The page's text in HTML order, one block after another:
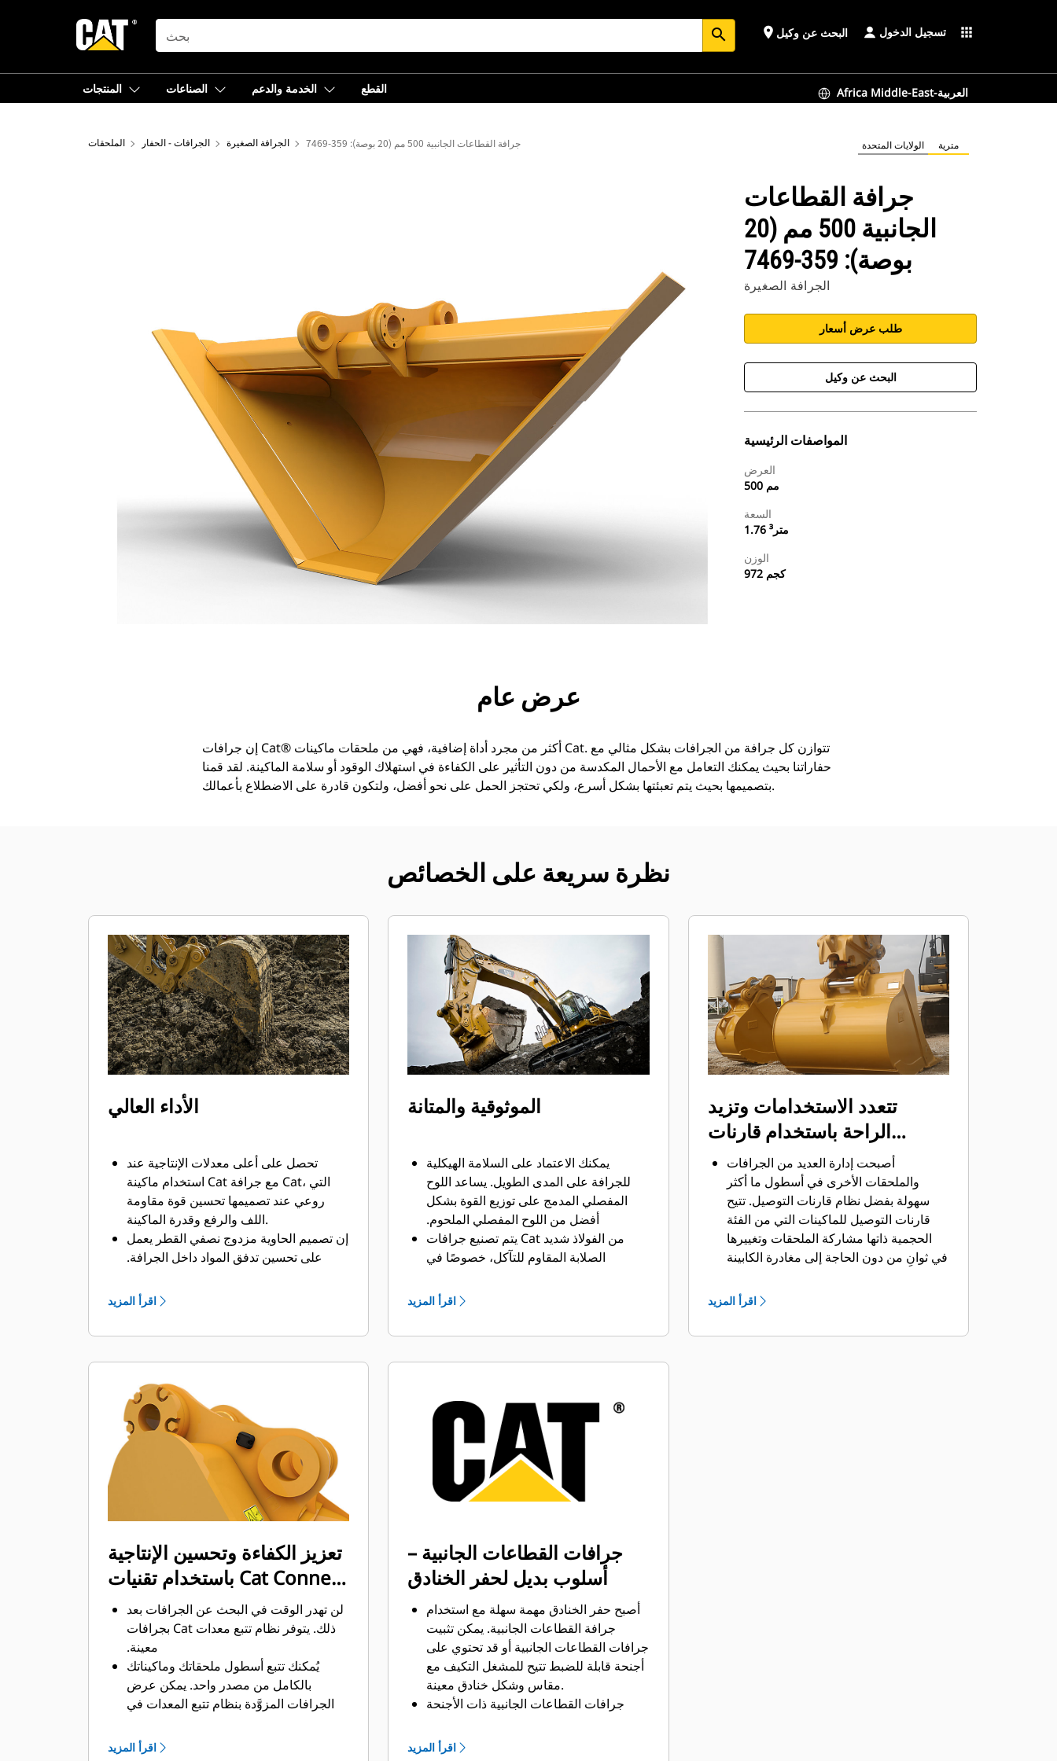
SEARCH search place البحث عن وكيل تسجيل الدخول apps
المنتجات الصناعات الخدمة والدعم القطع Africa Middle-East-العربية
الملحقات الجرافات - الحفار الجرافة الصغيرة جرافة القطاعات الجانبية 500 مم (20 بوصة): 359-7469 الولايات المتحدة مترية
جرافة القطاعات
الجانبية 500 مم (20
بوصة): 359-7469
الجرافة الصغيرة
طلب عرض أسعار
البحث عن وكيل
المواصفات الرئيسية
العرض
500 مم
السعة
1.76 متر³
الوزن
972 كجم
الأدوات
عرض عام
إن جرافات Cat®‎ أكثر من مجرد أداة إضافية، فهي من ملحقات ماكينات Cat. تتوازن كل جرافة من الجرافات بشكل مثالي مع
حفاراتنا بحيث يمكنك التعامل مع الأحمال المكدسة من دون التأثير على الكفاءة في استهلاك الوقود أو سلامة الماكينة. لقد قمنا
بتصميمها بحيث يتم تعبئتها بشكل أسرع، ولكي تحتجز الحمل على نحو أفضل، ولتكون قادرة على الاضطلاع بأعمالك.
نظرة سريعة على الخصائص
الأداء العالي
تحصل على أعلى معدلات الإنتاجية عند
استخدام ماكينة Cat مع جرافة Cat، التي
روعي عند تصميمها تحسين قوة مقاومة
اللف والرفع وقدرة الماكينة.
إن تصميم الحاوية مزدوج نصفي القطر يعمل
على تحسين تدفق المواد داخل الجرافة.
الجزء السفلي من الجرافة، الأمر الذي يقلل
يزيد استهلاك الوقود إلى الحد الأقصى أثناء
تحميل كمية أكبر من المواد في أقل وقت
ممكن. يساعد شكل الجرافة والقضبان
الجانبية على الاحتفاظ بمعظم المواد في
اقرأ المزيد
الموثوقية والمتانة
يمكنك الاعتماد على السلامة الهيكلية
للجرافة على المدى الطويل. ‏‫يساعد اللوح
المفصلي المدمج على توزيع القوة بشكل
أفضل من اللوح المفصلي الملحوم.
يتم تصنيع جرافات Cat من الفولاذ شديد
الصلابة المقاوم للتآكل، خصوصًا في
يمكنك حماية أهم المناطق التي تتعرض
للتآكل المفرط في الجرافة باستخدام أدوات
التعشيق الأرضية (GET) من Cat . ‏‫تحافظ
يمكنك خفض تكاليف الصيانة باختيار أدوات
التعشيق الأرضية (GET) المناسبة لجرافتك
وتطبيقاتك.
تتوفر خيارات متنوعة من أطراف الجرافات
بما يتناسب مع تطبيقاتك.‬ سواء كنت بحاجة
إلى تنظيف الأرض وتسويتها أو الحفر في
المناسب.
اقرأ المزيد
تتعدد الاستخدامات وتزيد
الراحة باستخدام قارنات
التوصيل
أصبحت إدارة العديد من الجرافات
والملحقات الأخرى في أسطول ما أكثر
سهولة بفضل نظام قارنات التوصيل. ‏‫تتيح
قارنات التوصيل للماكينات التي من الفئة
الحجمية ذاتها مشاركة الملحقات وتغييرها
في ثوانٍ من دون الحاجة إلى مغادرة الكابينة
كما أن الجرافات التي يمكن تثبيتها مباشرة
بالماكينة بمسامير تتوافق مع قارنات
التوصيل ذات مسمار الإمساك من Cat ‎،
اقرأ المزيد
تعزيز الكفاءة وتحسين الإنتاجية
باستخدام تقنيات Cat Connect
المتكاملة
لن تهدر الوقت في البحث عن الجرافات بعد
ذلك. ‏‫يتوفر نظام تتبع معدات Cat بجرافات
معينة.
يُمكنك تتبع أسطول ملحقاتك وماكيناتك
بالكامل من مصدر واحد.‬ يمكن عرض
الجرافات المزوَّدة بنظام تتبع المعدات في
اقرأ المزيد
جرافات القطاعات الجانبية –
أسلوب بديل لحفر الخنادق
أصبح حفر الخنادق مهمة سهلة مع استخدام
جرافة القطاعات الجانبية. يمكن تثبيت
جرافات القطاعات الجانبية أو قد تحتوي على
أجنحة قابلة للضبط تتيح للمشغل التكيف مع
مقاس وشكل خنادق معينة.
جرافات القطاعات الجانبية ذات الأجنحة
اقرأ المزيد